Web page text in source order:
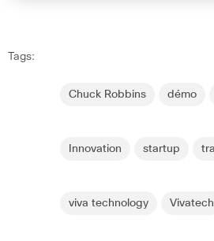
Tags:
Chuck Robbins démo
Innovation startup
viva technology Vivatech